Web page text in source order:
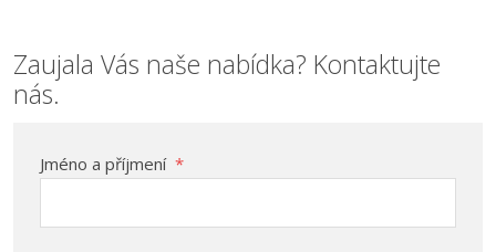
Zaujala Vás naše nabídka? Kontaktujte
nás.
Jméno a příjmení *